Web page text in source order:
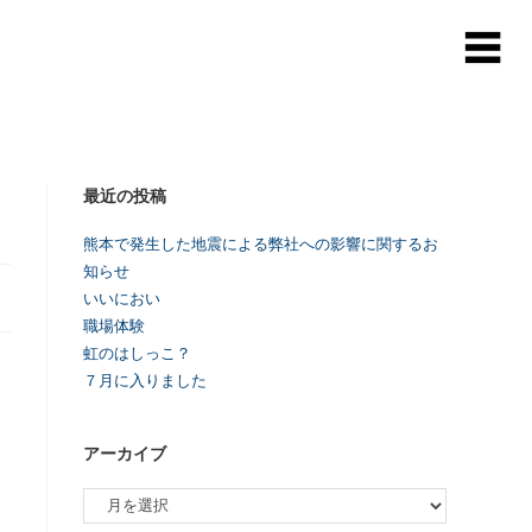
最近の投稿
熊本で発生した地震による弊社への影響に関するお
知らせ
いいにおい
職場体験
虹のはしっこ？
７月に入りました
アーカイブ